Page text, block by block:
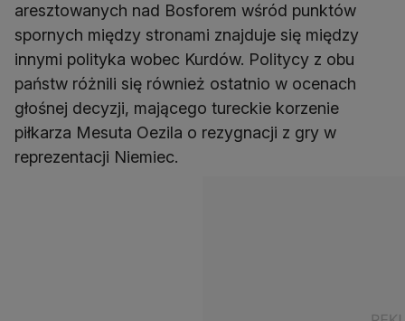
aresztowanych nad Bosforem wśród punktów
spornych między stronami znajduje się między
innymi polityka wobec Kurdów. Politycy z obu
państw różnili się również ostatnio w ocenach
głośnej decyzji, mającego tureckie korzenie
piłkarza Mesuta Oezila o rezygnacji z gry w
reprezentacji Niemiec.